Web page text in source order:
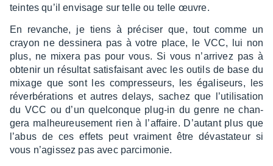
teintes qu’il envi­sage sur telle ou telle œuvre.
En revanche, je tiens à préci­ser que, tout comme un
crayon ne dessi­nera pas à votre place, le VCC, lui non
plus, ne mixera pas pour vous. Si vous n’ar­ri­vez pas à
obte­nir un résul­tat satis­fai­sant avec les outils de base du
mixage que sont les compres­seurs, les égali­seurs, les
réver­bé­ra­tions et autres delays, sachez que l’uti­li­sa­tion
du VCC ou d’un quel­conque plug-in du genre ne chan­
gera malheu­reu­se­ment rien à l’af­faire. D’au­tant plus que
l’abus de ces effets peut vrai­ment être dévas­ta­teur si
vous n’agis­sez pas avec parci­mo­nie.